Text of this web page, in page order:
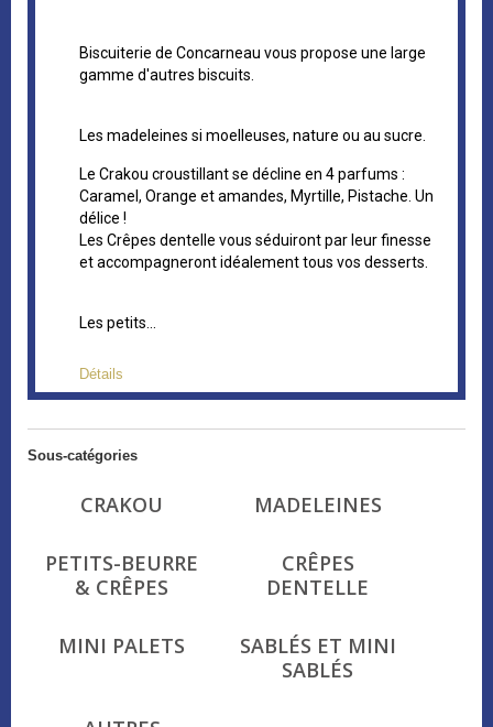
Biscuiterie de Concarneau vous propose une large
gamme d'autres biscuits.
Les madeleines si moelleuses, nature ou au sucre.
Le Crakou croustillant se décline en 4 parfums :
Caramel, Orange et amandes, Myrtille, Pistache. Un
délice !
Les Crêpes dentelle vous séduiront par leur finesse
et accompagneront idéalement tous vos desserts.
Les petits...
Détails
Sous-catégories
CRAKOU MADELEINES
PETITS-BEURRE
& CRÊPES
CRÊPES
DENTELLE
MINI PALETS
SABLÉS ET MINI
SABLÉS